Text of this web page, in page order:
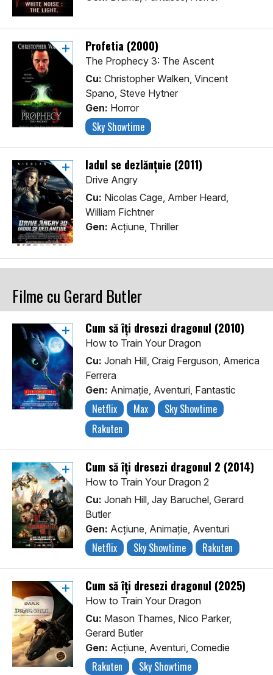
Profetia (2000)
The Prophecy 3: The Ascent
Cu: Christopher Walken, Vincent
Spano, Steve Hytner
Gen: Horror
Sky Showtime
Iadul se dezlănțuie (2011)
Drive Angry
Cu: Nicolas Cage, Amber Heard,
William Fichtner
Gen: Acţiune, Thriller
Filme cu Gerard Butler
Cum să îți dresezi dragonul (2010)
How to Train Your Dragon
Cu: Jonah Hill, Craig Ferguson, America
Ferrera
Gen: Animaţie, Aventuri, Fantastic
Netflix Max
Sky Showtime
Rakuten
Cum să îți dresezi dragonul 2 (2014)
How to Train Your Dragon 2
Cu: Jonah Hill, Jay Baruchel, Gerard
Butler
Gen: Acţiune, Animaţie, Aventuri
Netflix Sky Showtime Rakuten
Cum să îți dresezi dragonul (2025)
How to Train Your Dragon
Cu: Mason Thames, Nico Parker,
Gerard Butler
Gen: Acţiune, Aventuri, Comedie
Rakuten Sky Showtime